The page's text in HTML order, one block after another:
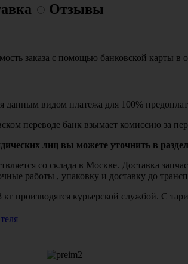
Отзывы
заказа с помощью банковской карты в
данным видом платежа для 100%
переводе банк взымает комиссию за
лиц вы можете уточнить в
со склада в Москве. Доставка
работы , упаковку и доставку до
кг производятся курьерской службой. С